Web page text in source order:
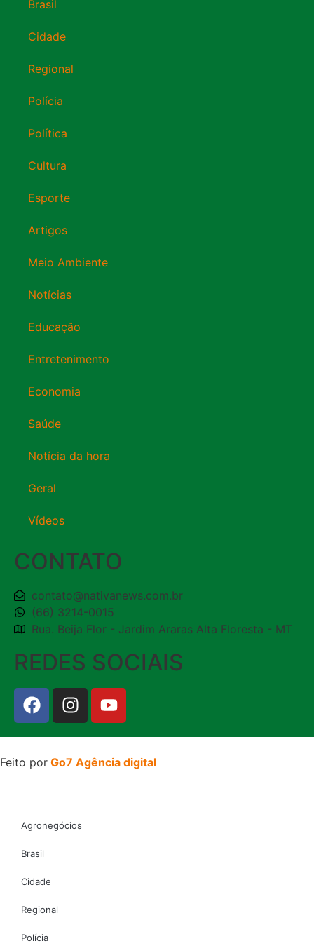
Brasil
Cidade
Regional
Polícia
Política
Cultura
Esporte
Artigos
Meio Ambiente
Notícias
Educação
Entretenimento
Economia
Saúde
Notícia da hora
Geral
Vídeos
CONTATO
contato@nativanews.com.br
(66) 3214-0015
Rua. Beija Flor - Jardim Araras Alta Floresta - MT
REDES SOCIAIS
Feito por Go7 Agência digital
Agronegócios
Brasil
Cidade
Regional
Polícia